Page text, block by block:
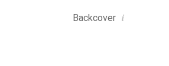
Backcover i